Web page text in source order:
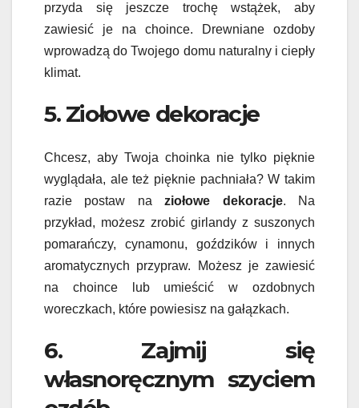
przyda się jeszcze trochę wstążek, aby
zawiesić je na choince. Drewniane ozdoby
wprowadzą do Twojego domu naturalny i ciepły
klimat.
5. Ziołowe dekoracje
Chcesz, aby Twoja choinka nie tylko pięknie
wyglądała, ale też pięknie pachniała? W takim
razie postaw naziołowe dekoracje. Na
przykład, możesz zrobić girlandy z suszonych
pomarańczy, cynamonu, goździków i innych
aromatycznych przypraw. Możesz je zawiesić
na choince lub umieścić w ozdobnych
woreczkach, które powiesisz na gałązkach.
6. Zajmij się
własnoręcznym szyciem